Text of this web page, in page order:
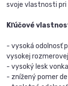
svoje vlastnosti
Kľúčové
- vysoká odolnosť
vysokej
- vysoký lesk
- znížený pomer